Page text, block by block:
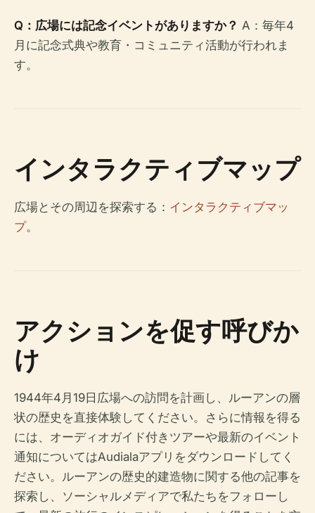
Q：広場には記念イベントがありますか？ A：毎年4
月に記念式典や教育・コミュニティ活動が行われま
す。
インタラクティブマップ
広場とその周辺を探索する： インタラクティブマッ
プ。
アクションを促す呼びか
け
1944年4月19日広場への訪問を計画し、ルーアンの層
状の歴史を直接体験してください。さらに情報を得る
には、オーディオガイド付きツアーや最新のイベント
通知についてはAudialaアプリをダウンロードしてく
ださい。ルーアンの歴史的建造物に関する他の記事を
探索し、ソーシャルメディアで私たちをフォローし